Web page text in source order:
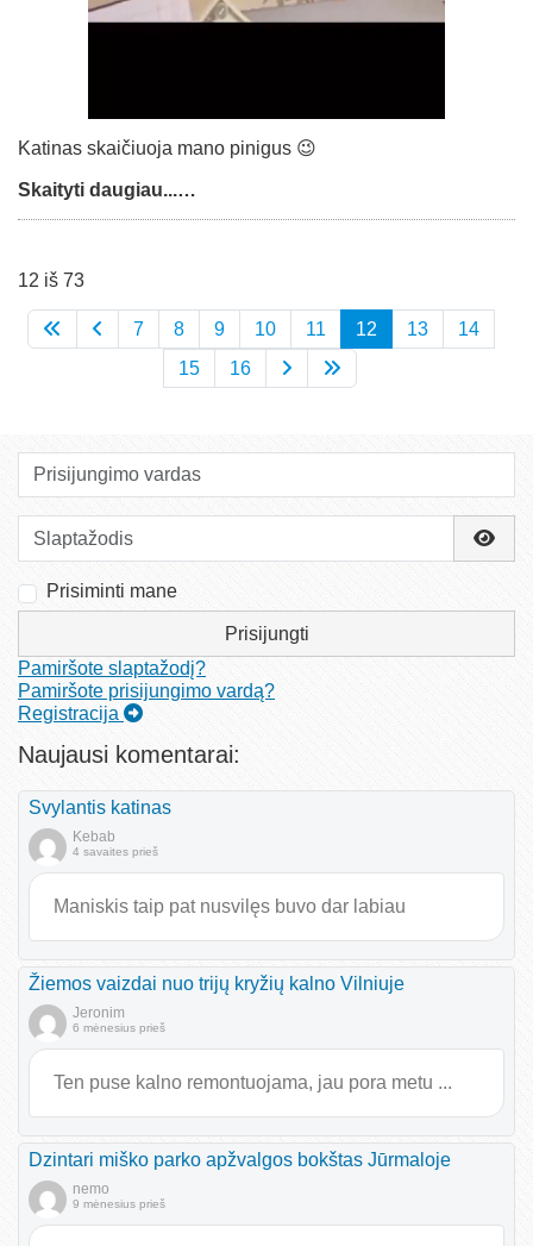
Katinas skaičiuoja mano pinigus 😉
Skaityti daugiau...…
12 iš 73
7 8 9 10 11 12 13
14
15
16
Prisijungimo vardas
Slaptažodis
Prisiminti mane
Prisijungti
Pamiršote slaptažodį?
Pamiršote prisijungimo vardą?
Registracija
Naujausi komentarai:
Svylantis katinas
Kebab
4 savaites prieš
Maniskis taip pat nusvilęs buvo dar labiau
Žiemos vaizdai nuo trijų kryžių kalno Vilniuje
Jeronim
6 mėnesius prieš
Ten puse kalno remontuojama, jau pora metu ...
Dzintari miško parko apžvalgos bokštas Jūrmaloje
nemo
9 mėnesius prieš